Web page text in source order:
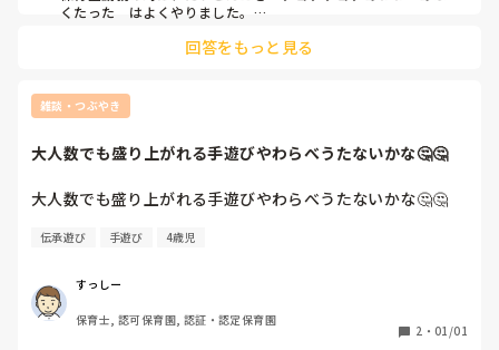
くたった　はよくやりました。
んだ　なべなべそこぬけかごめかごめ　ちゃつぼを遊びの時間
いものです。
やはり心を豊かにする栄養です。
回答をもっと見る
雑談・つぶやき
大人数でも盛り上がれる手遊びやわらべうたないかな🤔🤔
大人数でも盛り上がれる手遊びやわらべうたないかな🤔🤔
伝承遊び 手遊び 4歳児
すっしー
保育士, 認可保育園, 認証・認定保育園
2 ・ 01/01